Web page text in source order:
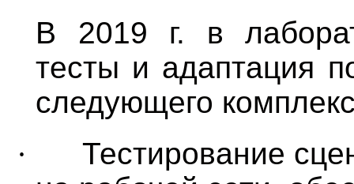
В 2019 г. в
тесты и адаптация
следующего
·
Тестирование